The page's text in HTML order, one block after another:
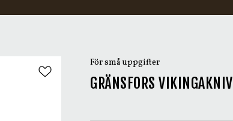
För små uppgifter
GRÄNSFORS VIKINGAKNIV